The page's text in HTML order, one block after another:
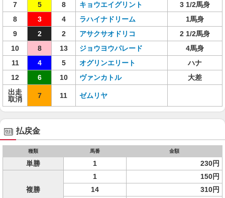
7
5 8 キョウエイグリント
3 1/2馬身
8
3 4 ラハイナドリーム
1馬身
9
2 2 アサクサオドリコ
2 1/2馬身
10
8 13 ジョウヨウパレード
4馬身
11
4 5 オグリンエリート
ハナ
12
6 10 ヴァンカトル
大差
出走
取消
7 11 ゼムリヤ
払戻金
種類 馬番 金額
単勝 1 230円
複勝
1
150円
14
310円